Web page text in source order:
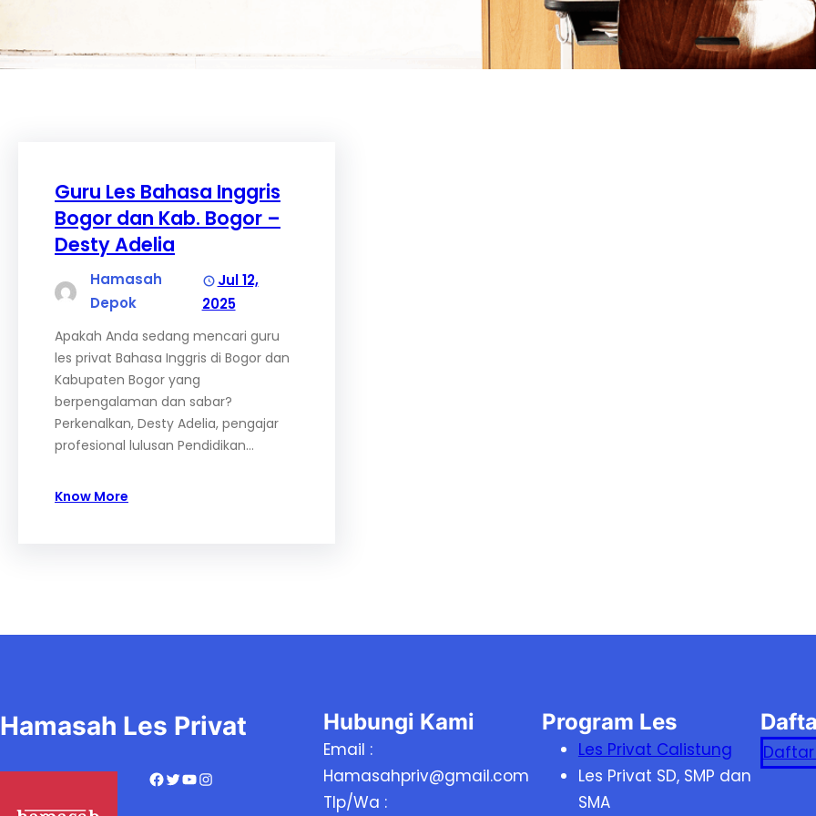
Guru Les Bahasa Inggris
Bogor dan Kab. Bogor –
Desty Adelia
Hamasah
Depok
Jul 12,
2025
Apakah Anda sedang mencari guru
les privat Bahasa Inggris di Bogor dan
Kabupaten Bogor yang
berpengalaman dan sabar?
Perkenalkan, Desty Adelia, pengajar
profesional lulusan Pendidikan…
Know More
Hamasah Les Privat
Facebook Twitter YouTube Instagram
Hubungi Kami
Email :
Hamasahpriv@gmail.com
Tlp/Wa :
Program Les
Les Privat Calistung
Les Privat SD, SMP dan
SMA